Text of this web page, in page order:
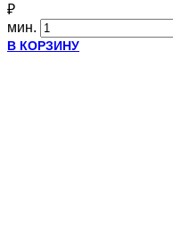
₽
мин.
В КОРЗИНУ